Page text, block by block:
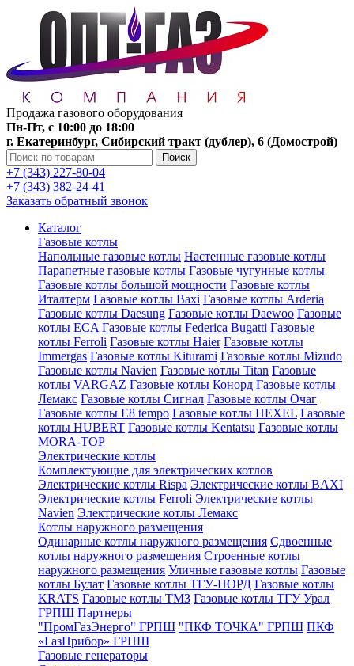
Продажа газового оборудования
Пн-Пт, с 10:00 до 18:00
г. Екатеринбург, Сибирский тракт (дублер), 6 (Домострой)
Поиск
+7 (343) 227-80-04
+7 (343) 382-24-41
Заказать обратный звонок
Каталог
Газовые котлы
Напольные газовые котлы Настенные газовые котлы
Парапетные газовые котлы Газовые чугунные котлы
Газовые котлы большой мощности Газовые котлы
Италтерм Газовые котлы Baxi Газовые котлы Arderia
Газовые котлы Daesung Газовые котлы Daewoo Газовые
котлы ECA Газовые котлы Federica Bugatti Газовые
котлы Ferroli Газовые котлы Haier Газовые котлы
Immergas Газовые котлы Kiturami Газовые котлы Mizudo
Газовые котлы Navien Газовые котлы Titan Газовые
котлы VARGAZ Газовые котлы Конорд Газовые котлы
Лемакс Газовые котлы Сигнал Газовые котлы Очаг
Газовые котлы E8 tempo Газовые котлы HEXEL Газовые
котлы HUBERT Газовые котлы Kentatsu Газовые котлы
MORA-TOP
Электрические котлы
Комплектующие для электрических котлов
Электрические котлы Rispa Электрические котлы BAXI
Электрические котлы Ferroli Электрические котлы
Navien Электрические котлы Лемакс
Котлы наружного размещения
Одинарные котлы наружного размещения Сдвоенные
котлы наружного размещения Строенные котлы
наружного размещения Уличные газовые котлы Газовые
котлы Булат Газовые котлы ТГУ-НОРД Газовые котлы
KRATS Газовые котлы ТМЗ Газовые котлы ТГУ Урал
ГРПШ Партнеры
"ПромГазЭнерго" ГРПШ "ПКФ ТОЧКА" ГРПШ ПКФ
«ГазПрибор» ГРПШ
Газовые генераторы